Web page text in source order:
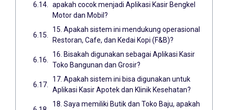
apakah cocok menjadi Aplikasi Kasir Bengkel
Motor dan Mobil?
15. Apakah sistem ini mendukung operasional
Restoran, Cafe, dan Kedai Kopi (F&B)?
16. Bisakah digunakan sebagai Aplikasi Kasir
Toko Bangunan dan Grosir?
17. Apakah sistem ini bisa digunakan untuk
Aplikasi Kasir Apotek dan Klinik Kesehatan?
18. Saya memiliki Butik dan Toko Baju, apakah